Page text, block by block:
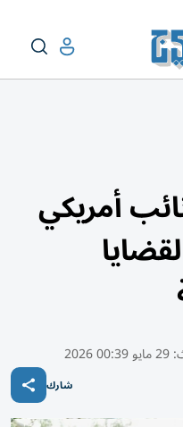
أمريكي
29 مايو 00:39 2026
شارك